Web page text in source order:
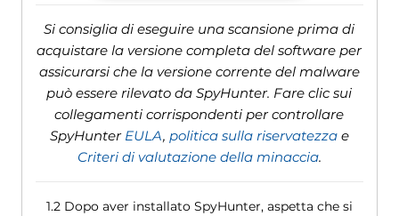
Si consiglia di eseguire una scansione prima di
acquistare la versione completa del software per
assicurarsi che la versione corrente del malware
può essere rilevato da SpyHunter. Fare clic sui
collegamenti corrispondenti per controllare
SpyHunter EULA, politica sulla riservatezzae
Criteri di valutazione della minaccia.
1.2 Dopo aver installato SpyHunter, aspetta che si